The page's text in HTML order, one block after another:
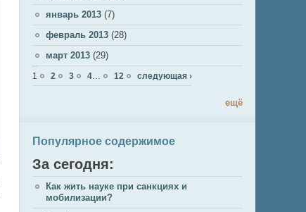
январь 2013 (7)
февраль 2013 (28)
март 2013 (29)
Страницы
1 2 3 4 12 следующая ›
ещё
Популярное содержимое
За сегодня:
Как жить науке при санкциях и
мобилизации?